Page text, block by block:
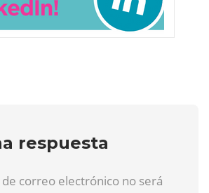
respuesta
correo electrónico no será